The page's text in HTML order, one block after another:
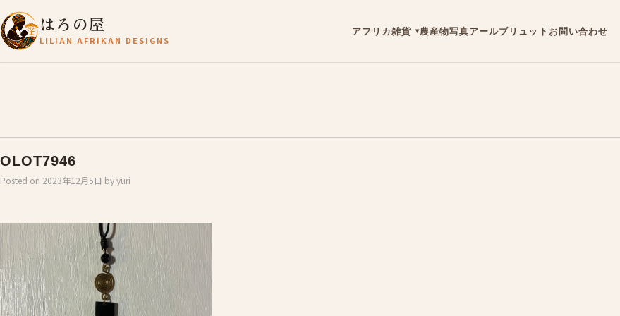
はろの屋
LILIAN AFRIKAN DESIGNS
アフリカ雑貨 農産物写真アールブリュット お問い合わせ
OLOT7946
Posted on 2023年12月5日 byyuri